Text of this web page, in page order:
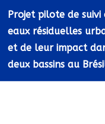
Projet pilote de suivi
eaux résiduelles
et de leur impact
deux bassins au